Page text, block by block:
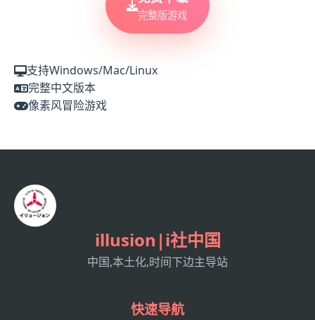
完整版游戏
支持Windows/Mac/Linux
完整中文版本
像素风冒险游戏
illusion|i社中国
中国,本土化,时间下边主导站
快速导航